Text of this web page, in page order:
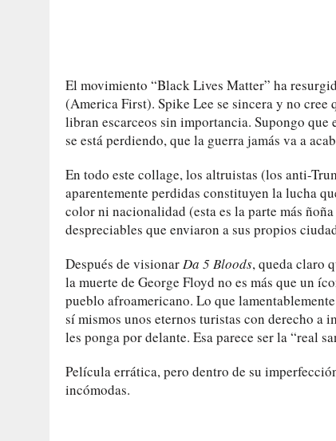
El movimiento “Black Lives Matter” ha
(America First). Spike Lee se sincera y no cree
libran escarceos sin importancia. Supongo
se está perdiendo, que la guerra jamás va a
En todo este collage, los altruistas (los anti-
aparentemente perdidas constituyen la lucha
color ni nacionalidad (esta es la parte más
despreciables que enviaron a sus propios
Después de visionarDa 5 Bloods, queda claro
la muerte de George Floyd no es más que un
pueblo afroamericano. Lo que
sí mismos unos eternos turistas con derecho a
les ponga por delante. Esa parece ser la “real
Película errática, pero dentro de su
incómodas.